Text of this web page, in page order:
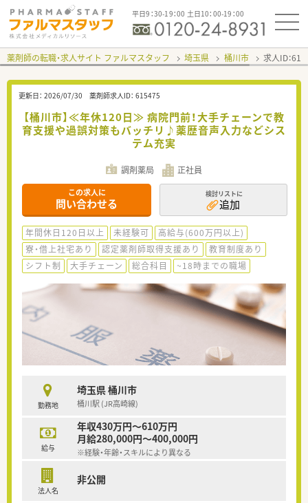
平日9：30-19：00 土日10：00-19：00
薬剤師の転職・求人サイト ファルマスタッフ 埼玉県 桶川市 求人ID：
更新日： 2026/07/30 薬剤師求人ID： 615475
【桶川市】≪年休120日≫ 病院門前！大手チェーンで教
育支援や過誤対策もバッチリ♪薬歴音声入力などシス
テム充実
調剤薬局 正社員
この求人に
問い合わせる
検討リストに
追加
年間休日120日以上 未経験可
高給与(600万円以上)
寮・借上社宅あり
認定薬剤師取得支援あり
教育制度あり
シフト制
大手チェーン 総合科目 ~18時までの職場
勤務地
埼玉県 桶川市
桶川駅 (JR高崎線)
給与
年収430万円～610万円
月給280,000円～400,000円
※経験・年齢・スキルにより異なる
法人名
非公開